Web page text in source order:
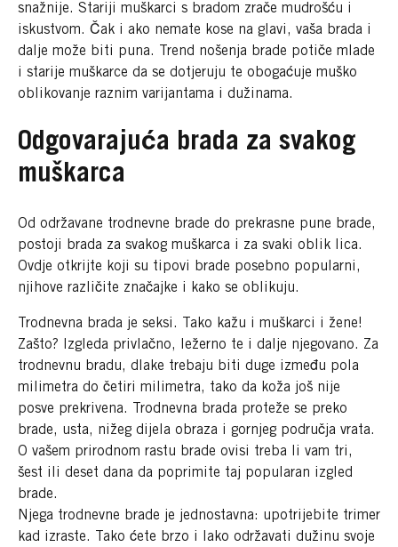
snažnije. Stariji muškarci s bradom zrače mudrošću i
iskustvom. Čak i ako nemate kose na glavi, vaša brada i
dalje može biti puna. Trend nošenja brade potiče mlade
i starije muškarce da se dotjeruju te obogaćuje muško
oblikovanje raznim varijantama i dužinama.
Odgovarajuća brada za svakog
muškarca
Od održavane trodnevne brade do prekrasne pune brade,
postoji brada za svakog muškarca i za svaki oblik lica.
Ovdje otkrijte koji su tipovi brade posebno popularni,
njihove različite značajke i kako se oblikuju.
Trodnevna brada je seksi. Tako kažu i muškarci i žene!
Zašto? Izgleda privlačno, ležerno te i dalje njegovano. Za
trodnevnu bradu, dlake trebaju biti duge između pola
milimetra do četiri milimetra, tako da koža još nije
posve prekrivena. Trodnevna brada proteže se preko
brade, usta, nižeg dijela obraza i gornjeg područja vrata.
O vašem prirodnom rastu brade ovisi treba li vam tri,
šest ili deset dana da poprimite taj popularan izgled
brade.
Njega trodnevne brade je jednostavna: upotrijebite trimer
kad izraste. Tako ćete brzo i lako održavati dužinu svoje